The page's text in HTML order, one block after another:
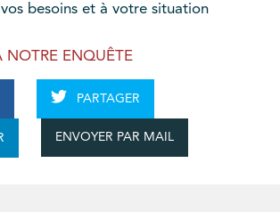
besoins et à votre situation
NOTRE ENQUÊTE
PARTAGER
ENVOYER PAR MAIL